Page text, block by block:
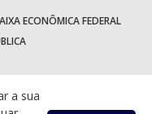
ECONÔMICA FEDERAL
a sua